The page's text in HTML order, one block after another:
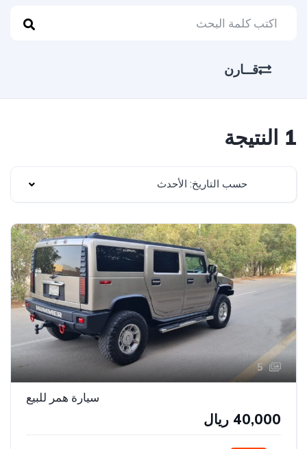
قــارن
1 النتيجة
حسب التاريخ: الأحدث
5
سيارة همر للبيع
40,000 ريال